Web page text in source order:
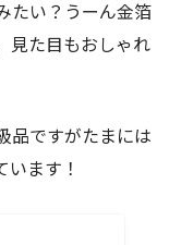
たい？うーん金箔
見た目もおしゃれ
品ですがたまには
ます！